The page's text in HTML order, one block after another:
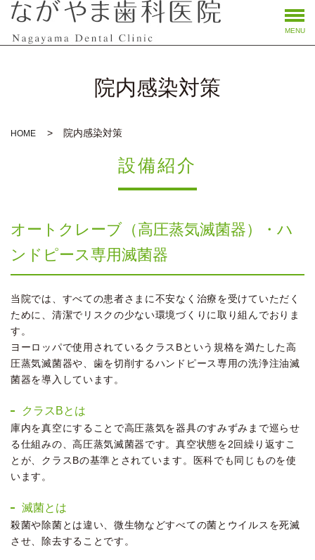
MENU
院内感染対策
HOME 院内感染対策
設備紹介
オートクレーブ（高圧蒸気滅菌器）・ハ
ンドピース専用滅菌器
当院では、すべての患者さまに不安なく治療を受けていただく
ために、清潔でリスクの少ない環境づくりに取り組んでおりま
す。
ヨーロッパで使用されているクラスBという規格を満たした高
圧蒸気滅菌器や、歯を切削するハンドピース専用の洗浄注油滅
菌器を導入しています。
クラスBとは
庫内を真空にすることで高圧蒸気を器具のすみずみまで巡らせ
る仕組みの、高圧蒸気滅菌器です。真空状態を2回繰り返すこ
とが、クラスBの基準とされています。医科でも同じものを使
います。
滅菌とは
殺菌や除菌とは違い、微生物などすべての菌とウイルスを死滅
させ、除去することです。